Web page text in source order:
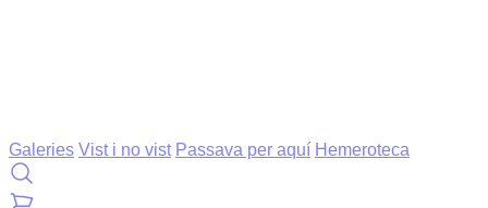
Galeries Vist i no vist Passava per aquí Hemeroteca